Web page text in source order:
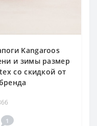
Kangaroos
и зимы размер
со скидкой от
1